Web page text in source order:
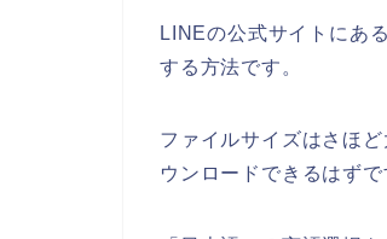
LINEの公式サイトにあ
する方法です。
ファイルサイズはさほ
ウンロードできるはずで